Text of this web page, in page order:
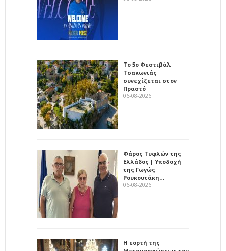
Το 5ο Φεστιβάλ
Τσακωνιάς
συνεχίζεται στον
Πραστό
06-08-2026
Φάρος Τυφλών της
Ελλάδος | Υποδοχή
της Γωγώς
Ρουκουτάκη…
06-08-2026
Η εορτή της